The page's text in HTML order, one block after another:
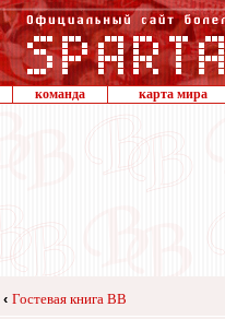
команда карта мира
‹ Гостевая книга ВВ